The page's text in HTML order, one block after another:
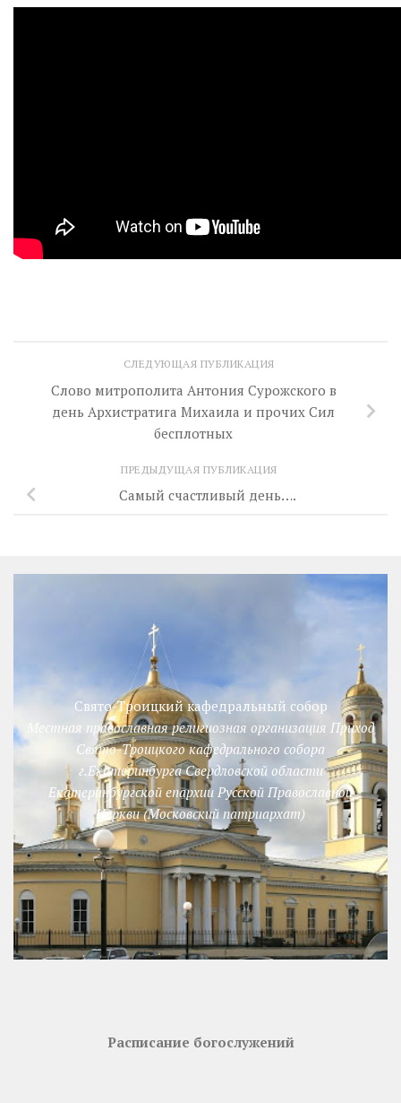
СЛЕДУЮЩАЯ ПУБЛИКАЦИЯ
Слово митрополита Антония Сурожского в
день Архистратига Михаила и прочих Сил
бесплотных
ПРЕДЫДУЩАЯ ПУБЛИКАЦИЯ
Самый счастливый день….
Свято-Троицкий кафедральный собор
Местная православная религиозная организация Приход
Свято-Троицкого кафедрального собора
г.Екатеринбурга Свердловской области
Екатеринбургской епархии Русской Православной
Церкви (Московский патриархат)
Расписание богослужений